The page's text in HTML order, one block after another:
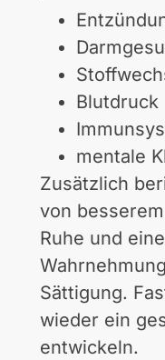
Blutdruck
mentale
Zusätzlich
von
Ruhe und
Sättigung.
wieder ein
entwickeln.